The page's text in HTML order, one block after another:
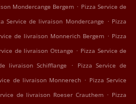
Mondercange Bergem . Pizza Service de
Service de livraison Mondercange . Pizza
de livraison Monnerich Bergem . Pizza
de livraison Ottange . Pizza Service de
livraison Schifflange .
Pizza Service de
de livraison Monnerech . Pizza Service
de livraison Roeser Crauthem . Pizza